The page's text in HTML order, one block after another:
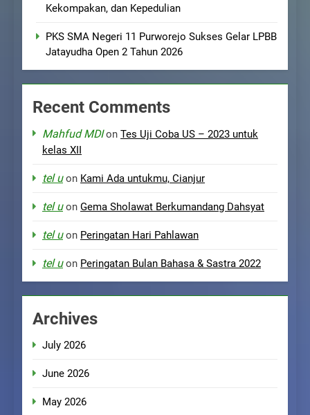
Kekompakan, dan Kepedulian
PKS SMA Negeri 11 Purworejo Sukses Gelar LPBB
Jatayudha Open 2 Tahun 2026
Recent Comments
Mahfud MDIon Tes Uji Coba US – 2023 untuk
kelas XII
tel uon Kami Ada untukmu, Cianjur
tel uon Gema Sholawat Berkumandang Dahsyat
tel uon Peringatan Hari Pahlawan
tel uon Peringatan Bulan Bahasa & Sastra 2022
Archives
July 2026
June 2026
May 2026